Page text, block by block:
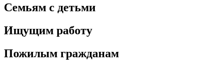
Семьям с детьми
Ищущим работу
Пожилым гражданам